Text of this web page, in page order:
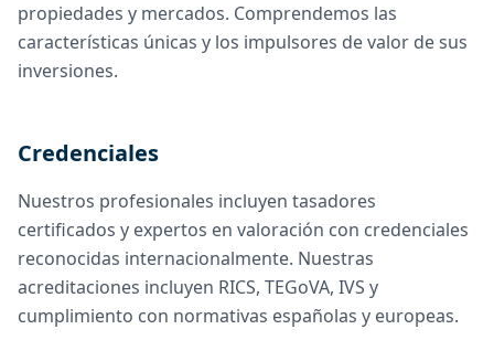
propiedades y mercados. Comprendemos las
características únicas y los impulsores de valor de sus
inversiones.
Credenciales
Nuestros profesionales incluyen tasadores
certificados y expertos en valoración con credenciales
reconocidas internacionalmente. Nuestras
acreditaciones incluyen RICS, TEGoVA, IVS y
cumplimiento con normativas españolas y europeas.